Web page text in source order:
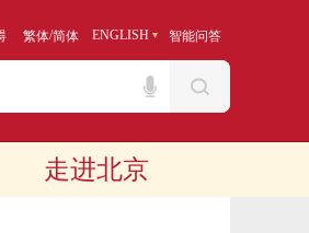
繁体/简体 ENGLISH 智能问答
走进北京